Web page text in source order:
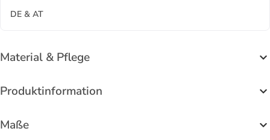
DE & AT
Material & Pflege
Produktinformation
Maße